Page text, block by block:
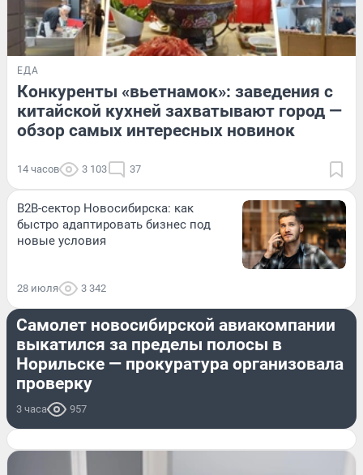
ЕДА
Конкуренты «вьетнамок»: заведения с
китайской кухней захватывают город —
обзор самых интересных новинок
14 часов 3 103 37
B2B-сектор Новосибирска: как
быстро адаптировать бизнес под
новые условия
28 июля 3 342
ПРОИСШЕСТВИЯ
Самолет новосибирской авиакомпании
выкатился за пределы полосы в
Норильске — прокуратура организовала
проверку
3 часа 957